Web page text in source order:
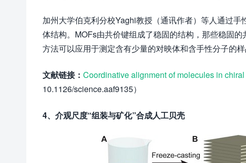
加州大学伯克利分校Yaghi教授（通讯作者）等人通过
体结构。MOFs由共价键组成了稳固的结构，那些稳固
方法可以应用于测定含有少量的对映体和含手性分子的样
文献链接： Coordinative alignment of molecules in
10.1126/science.aaf9135）
4、介观尺度“组装与矿化”合成人工贝壳